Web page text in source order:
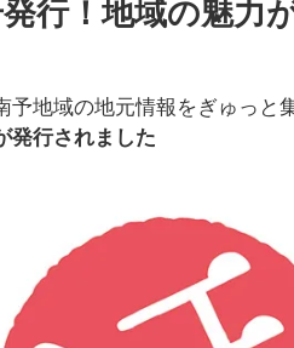
発行！地域の魅力
予地域の地元情報をぎゅっと
発行されました